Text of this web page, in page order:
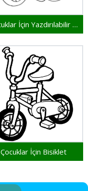
Çocuklar İçin Yazdırılabilir Bisiklet
Çocuklar İçin Bisiklet